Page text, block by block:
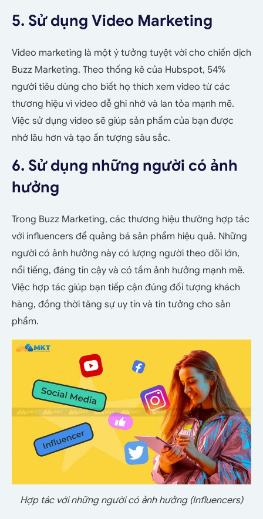
5. Sử dụng Video Marketing
Video marketing là một ý tưởng tuyệt vời cho chiến dịch
Buzz Marketing. Theo thống kê của Hubspot, 54%
người tiêu dùng cho biết họ thích xem video từ các
thương hiệu vì video dễ ghi nhớ và lan tỏa mạnh mẽ.
Việc sử dụng video sẽ giúp sản phẩm của bạn được
nhớ lâu hơn và tạo ấn tượng sâu sắc.
6. Sử dụng những người có ảnh
hưởng
Trong Buzz Marketing, các thương hiệu thường hợp tác
với influencers để quảng bá sản phẩm hiệu quả. Những
người có ảnh hưởng này có lượng người theo dõi lớn,
nổi tiếng, đáng tin cậy và có tầm ảnh hưởng mạnh mẽ.
Việc hợp tác giúp bạn tiếp cận đúng đối tượng khách
hàng, đồng thời tăng sự uy tín và tin tưởng cho sản
phẩm.
Hợp tác với những người có ảnh hưởng (Influencers)